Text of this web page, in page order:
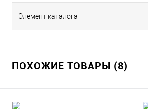
Элемент каталога
ПОХОЖИЕ ТОВАРЫ (8)